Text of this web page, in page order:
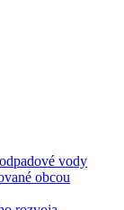
vody
obcou